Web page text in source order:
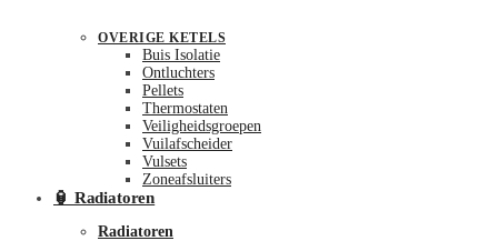
OVERIGE KETELS
Buis Isolatie
Ontluchters
Pellets
Thermostaten
Veiligheidsgroepen
Vuilafscheider
Vulsets
Zoneafsluiters
🏮 Radiatoren
Radiatoren